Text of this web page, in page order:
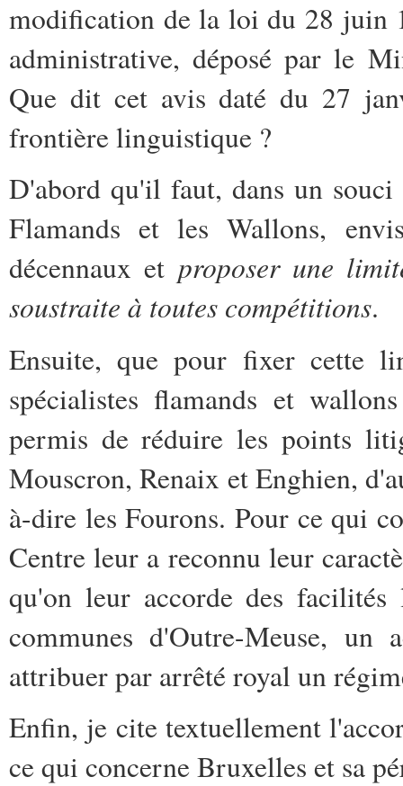
modification de la loi du 28 juin
administrative, déposé par le
Que dit cet avis daté du 27
frontière linguistique ?
D'abord qu'il faut, dans un souci
Flamands et les Wallons,
décennaux et proposer une
soustraite à toutes compétitions.
Ensuite, que pour fixer cette
spécialistes flamands et
permis de réduire les points
Mouscron, Renaix et Enghien,
à-dire les Fourons. Pour ce qui
Centre leur a reconnu leur
qu'on leur accorde des
communes d'Outre-Meuse, un
attribuer par arrêté royal un
Enfin, je cite textuellement
ce qui concerne Bruxelles et sa